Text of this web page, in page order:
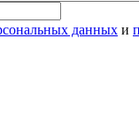
данных и